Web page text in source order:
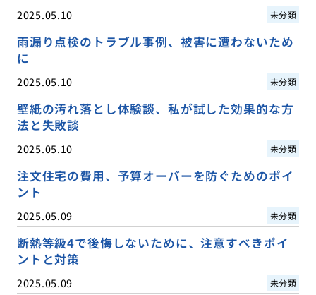
2025.05.10 未分類
雨漏り点検のトラブル事例、被害に遭わないため
に
2025.05.10 未分類
壁紙の汚れ落とし体験談、私が試した効果的な方
法と失敗談
2025.05.10 未分類
注文住宅の費用、予算オーバーを防ぐためのポイ
ント
2025.05.09 未分類
断熱等級4で後悔しないために、注意すべきポイ
ントと対策
2025.05.09 未分類